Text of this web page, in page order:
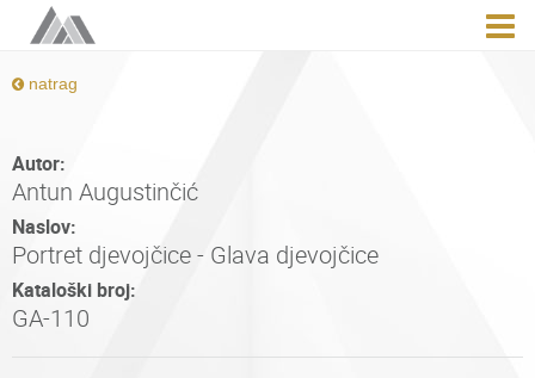
natrag
Autor:
Antun Augustinčić
Naslov:
Portret djevojčice - Glava djevojčice
Kataloški broj:
GA-110